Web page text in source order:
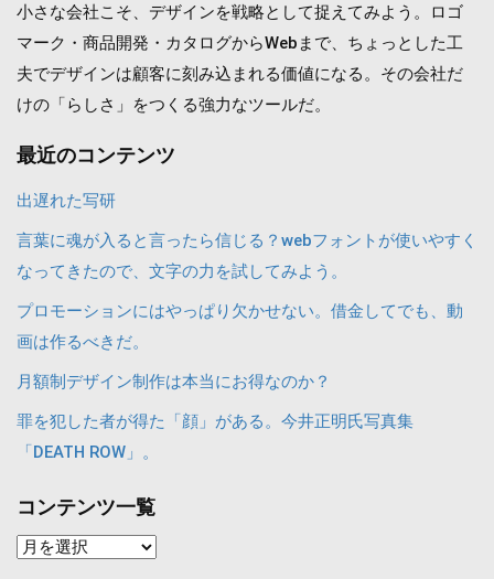
小さな会社こそ、デザインを戦略として捉えてみよう。ロゴ
マーク・商品開発・カタログからWebまで、ちょっとした工
夫でデザインは顧客に刻み込まれる価値になる。その会社だ
けの「らしさ」をつくる強力なツールだ。
最近のコンテンツ
出遅れた写研
言葉に魂が入ると言ったら信じる？webフォントが使いやすく
なってきたので、文字の力を試してみよう。
プロモーションにはやっぱり欠かせない。借金してでも、動
画は作るべきだ。
月額制デザイン制作は本当にお得なのか？
罪を犯した者が得た「顔」がある。今井正明氏写真集
「DEATH ROW」。
コンテンツ一覧
コ